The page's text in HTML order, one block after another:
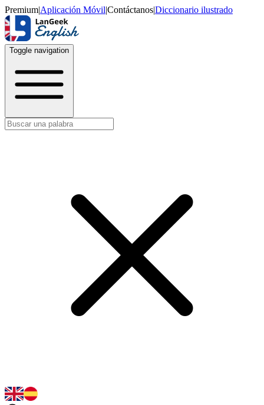
Premium|Aplicación Móvil|Contáctanos|Diccionario ilustrado
Toggle navigation